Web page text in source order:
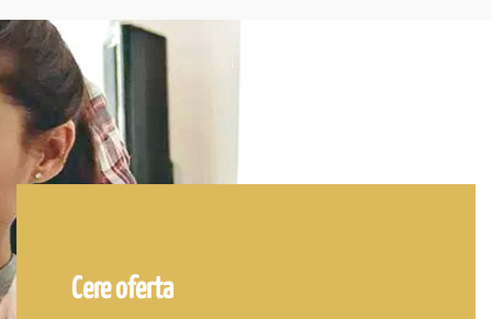
Cere oferta